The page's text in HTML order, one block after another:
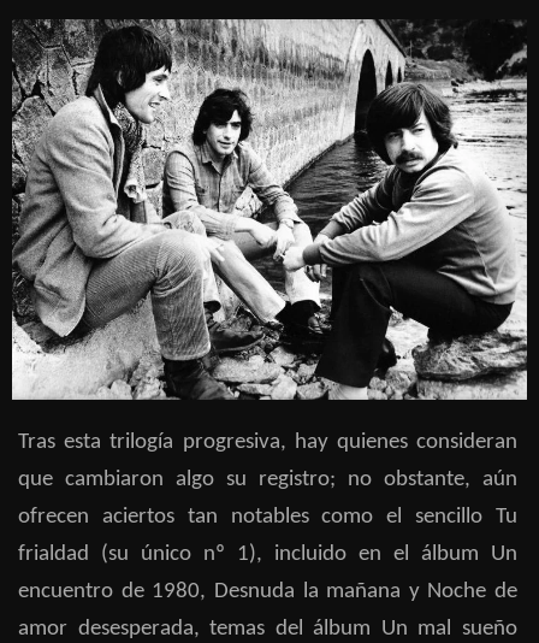
Tras esta trilogía progresiva, hay quienes consideran
que cambiaron algo su registro; no obstante, aún
ofrecen aciertos tan notables como el sencillo Tu
frialdad (su único nº 1), incluido en el álbum Un
encuentro de 1980, Desnuda la mañana y Noche de
amor desesperada, temas del álbum Un mal sueño